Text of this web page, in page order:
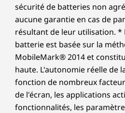
sécurité de batteries non
aucune garantie en cas de
résultant de leur utilisation. *
batterie est basée sur la
MobileMark® 2014 et
haute. L'autonomie réelle de
fonction de nombreux
de l'écran, les applications
fonctionnalités, les